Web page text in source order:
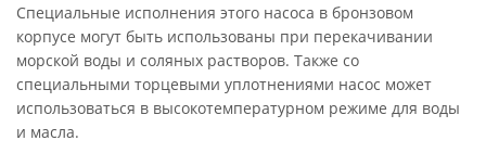
Специальные исполнения этого насоса в бронзовом
корпусе могут быть использованы при перекачивании
морской воды и соляных растворов. Также со
специальными торцевыми уплотнениями насос может
использоваться в высокотемпературном режиме для воды
и масла.